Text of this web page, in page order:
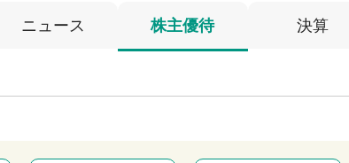
ニュース 株主優待 決算